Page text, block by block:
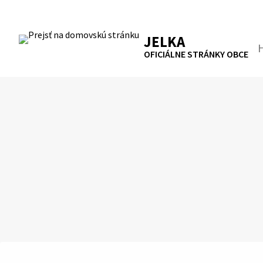
obsah
RSS Mapa Tlačiť
JELKA
OFICIÁLNE STRÁNKY OBCE